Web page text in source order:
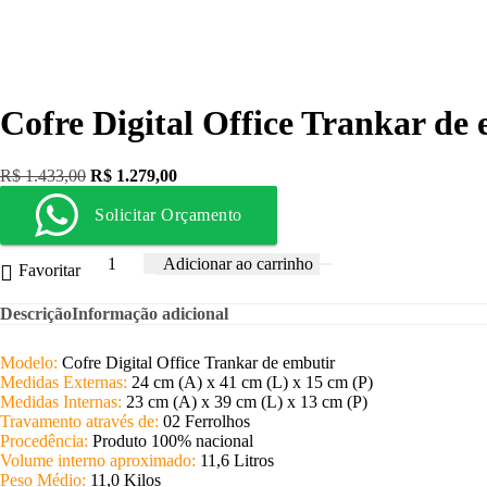
Cofre Digital Office Trankar de
R$1.433,00 R$ 1.279,00
Solicitar Orçamento
Adicionar ao carrinho
Favoritar
DescriçãoInformação adicional
Modelo: Cofre Digital Office Trankar de embutir
Medidas Externas: 24 cm (A) x 41 cm (L) x 15 cm (P)
Medidas Internas: 23 cm (A) x 39 cm (L) x 13 cm (P)
Travamento através de: 02 Ferrolhos
Procedência: Produto 100% nacional
Volume interno aproximado: 11,6 Litros
Peso Médio: 11,0 Kilos